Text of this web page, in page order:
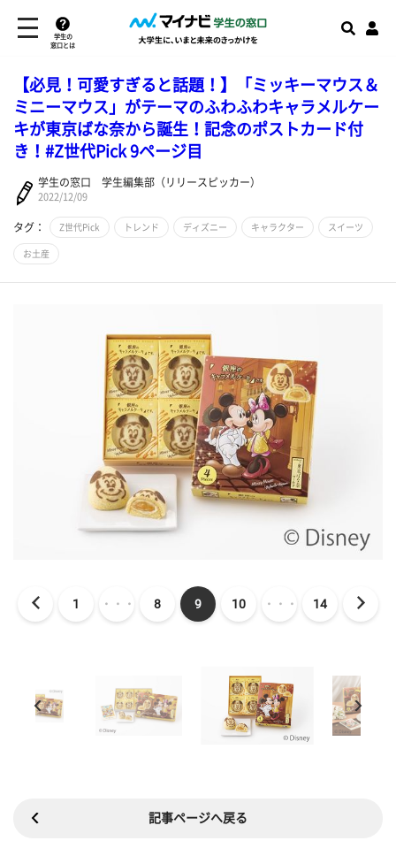
学生の
窓口とは
【必見！可愛すぎると話題！】「ミッキーマウス＆
ミニーマウス」がテーマのふわふわキャラメルケー
キが東京ばな奈から誕生！記念のポストカード付
き！#Z世代Pick 9ページ目
学生の窓口 学生編集部（リリースピッカー）
2022/12/09
タグ： Z世代Pick トレンド ディズニー キャラクター スイーツ
お土産
1 ・・・ 8 9 10 ・・・ 14
記事ページへ戻る